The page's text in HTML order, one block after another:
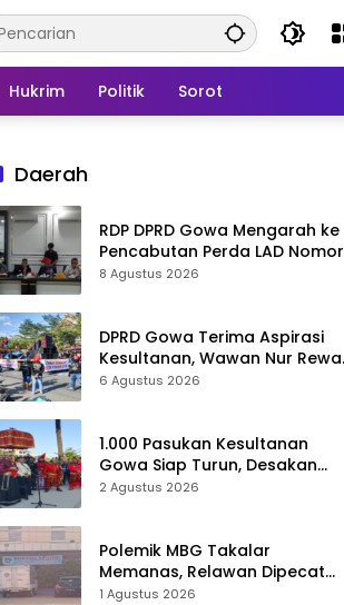
Hukrim Politik Sorot
Daerah
RDP DPRD Gowa Mengarah ke
Pencabutan Perda LAD Nomor
5 Tahun 2016
8 Agustus 2026
DPRD Gowa Terima Aspirasi
Kesultanan, Wawan Nur Rewa
Apresiasi Polresta Gowa
6 Agustus 2026
1.000 Pasukan Kesultanan
Gowa Siap Turun, Desakan
Cabut Perda LAD Menguat
2 Agustus 2026
Polemik MBG Takalar
Memanas, Relawan Dipecat
Sepihak? BGN Mulai Bongkar
1 Agustus 2026